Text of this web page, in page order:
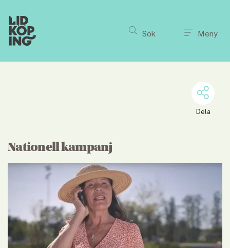
Sök Meny
Dela
Nationell kampanj